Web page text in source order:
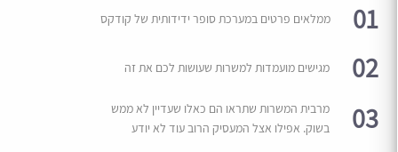
01 ממלאים פרטים במערכת סופר ידידותית של קודקס
02 מגישים מועמדות למשרות שעושות לכם את זה
03
מרבית המשרות שתראו הם כאלו שעדיין לא ממש
בשוק. אפילו אצל המעסיק הרוב עוד לא יודע